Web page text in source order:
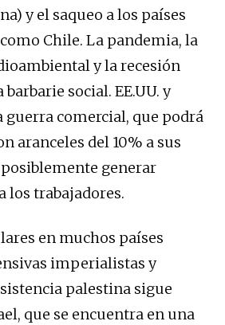
y el saqueo a los países
Chile. La pandemia, la
y la recesión
social. EE.UU. y
guerra comercial, que podrá
aranceles del 10% a sus
generar
los trabajadores.
en muchos países
imperialistas y
palestina sigue
que se encuentra en una